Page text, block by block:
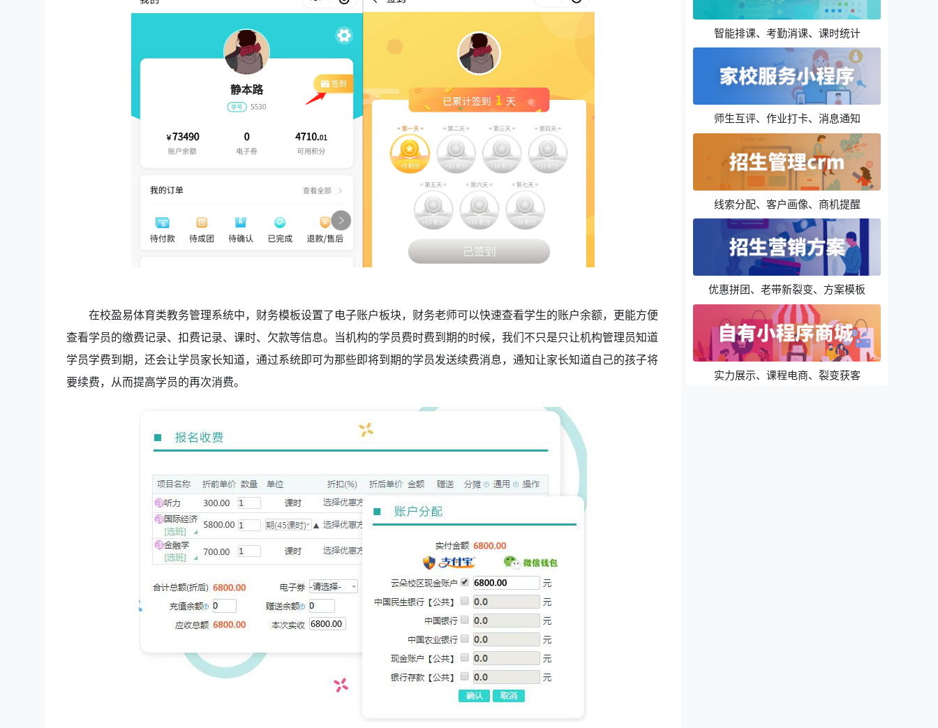
在校盈易体育类教务管理系统中，财务模板设置了电子账户板块，财务老师可以快速查看学生的账户余额，更能方便
查看学员的缴费记录、扣费记录、课时、欠款等信息。当机构的学员费时费到期的时候，我们不只是只让机构管理员知道
学员学费到期，还会让学员家长知道，通过系统即可为那些即将到期的学员发送续费消息，通知让家长知道自己的孩子将
要续费，从而提高学员的再次消费。
智能排课、考勤消课、课时统计
师生互评、作业打卡、消息通知
线索分配、客户画像、商机提醒
优惠拼团、老带新裂变、方案模板
实力展示、课程电商、裂变获客